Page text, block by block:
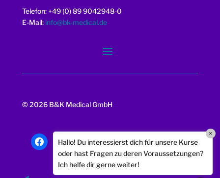
Telefon: +49 (0) 89 9042948-0
E-Mail:info@bk-medical.de
© 2026 B&K Medical GmbH
facebookinstagram
Hallo! Du interessierst dich für unsere Kurse
oder hast Fragen zu deren Voraussetzungen?
Ich helfe dir gerne weiter!
×